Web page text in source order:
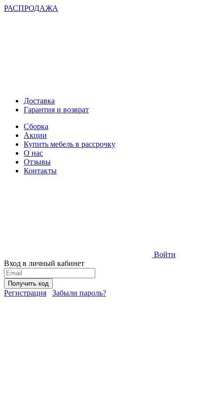
РАСПРОДАЖА
Доставка
Гарантия и возврат
Сборка
Акции
Купить мебель в рассрочку
О нас
Отзывы
Контакты
Войти
Вход в личный кабинет
Получить код
Регистрация Забыли пароль?